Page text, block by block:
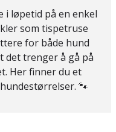
i løpetid på en enkel
som tispetruse
for både hund
det trenger å gå på
Her finner du et
🐾